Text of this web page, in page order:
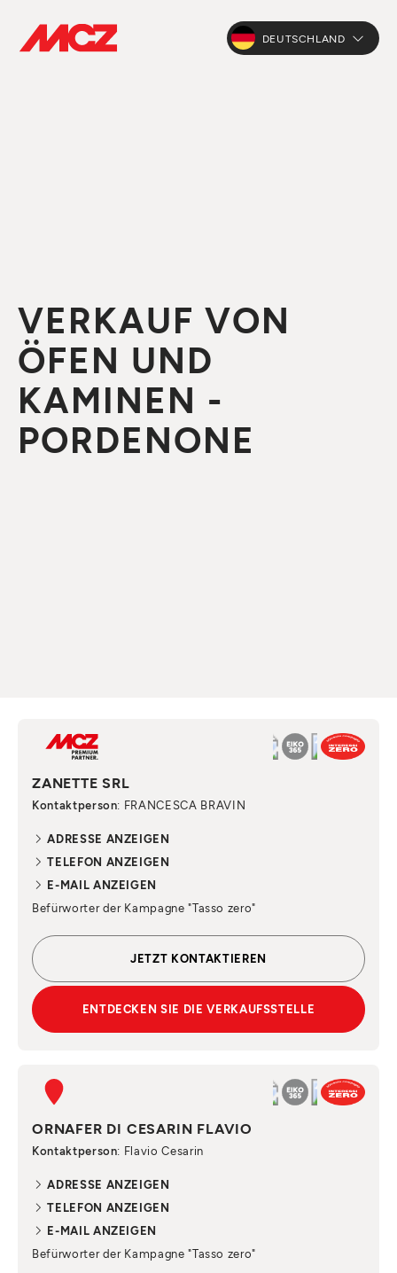
DEUTSCHLAND
VERKAUF VON
ÖFEN UND
KAMINEN -
PORDENONE
ZANETTE SRL
Kontaktperson: FRANCESCA BRAVIN
ADRESSE ANZEIGEN
TELEFON ANZEIGEN
E-MAIL ANZEIGEN
Befürworter der Kampagne "Tasso zero"
JETZT KONTAKTIEREN
ENTDECKEN SIE DIE VERKAUFSSTELLE
ORNAFER DI CESARIN FLAVIO
Kontaktperson: Flavio Cesarin
ADRESSE ANZEIGEN
TELEFON ANZEIGEN
E-MAIL ANZEIGEN
Befürworter der Kampagne "Tasso zero"